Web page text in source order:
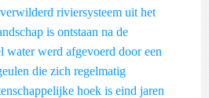
riviersysteem uit het
is ontstaan na de
water werd afgevoerd door een
die zich regelmatig
hoek is eind jaren